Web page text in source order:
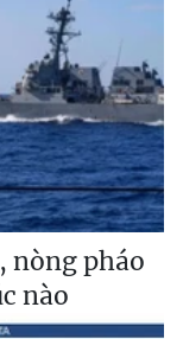
nòng pháo
nào